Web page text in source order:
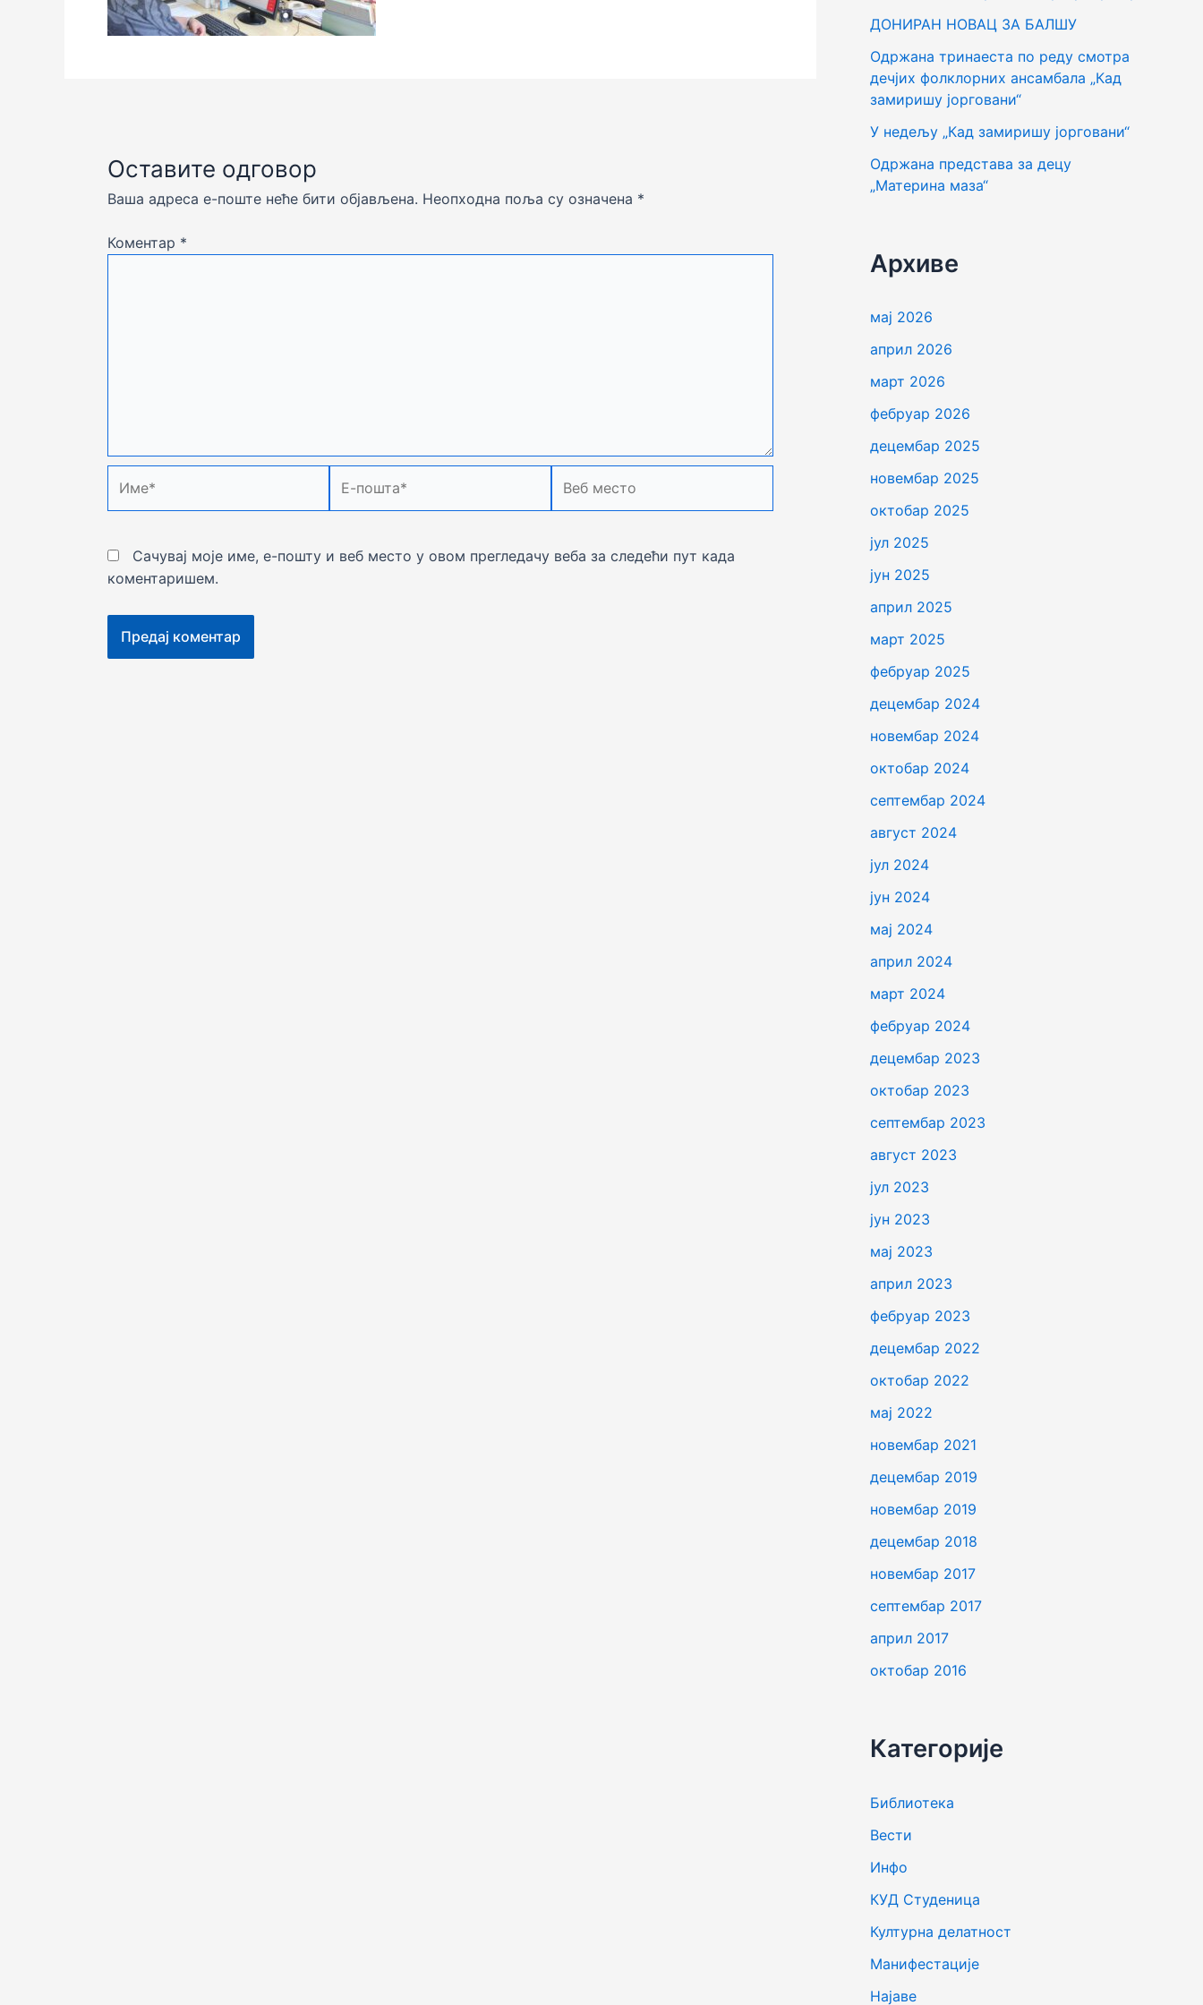
Оставите одговор
Ваша адреса е-поште неће бити објављена. Неопходна поља су означена *
Коментар *
пошта*
место
Сачувај моје име, е-пошту и веб место у овом прегледачу веба за следећи пут када
коментаришем.
а
з
а
ДОНИРАН НОВАЦ ЗА БАЛШУ
Одржана тринаеста по реду смотра
дечјих фолклорних ансамбала „Кад
замиришу јорговани“
У недељу „Кад замиришу јорговани“
Одржана представа за децу
„Материна маза“
Архиве
мај 2026
април 2026
март 2026
фебруар 2026
децембар 2025
новембар 2025
октобар 2025
јул 2025
јун 2025
април 2025
март 2025
фебруар 2025
децембар 2024
новембар 2024
октобар 2024
септембар 2024
август 2024
јул 2024
јун 2024
мај 2024
април 2024
март 2024
фебруар 2024
децембар 2023
октобар 2023
септембар 2023
август 2023
јул 2023
јун 2023
мај 2023
април 2023
фебруар 2023
децембар 2022
октобар 2022
мај 2022
новембар 2021
децембар 2019
новембар 2019
децембар 2018
новембар 2017
септембар 2017
април 2017
октобар 2016
Категорије
Библиотека
Вести
Инфо
КУД Студеница
Културна делатност
Манифестације
Најаве